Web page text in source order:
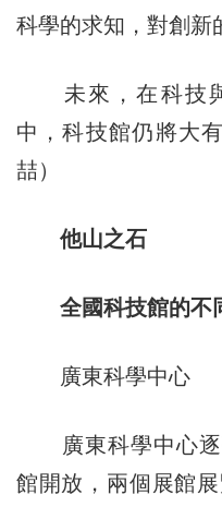
科學的求知，對創新
未來，在科技與
中，科技館仍將大
喆）
他山之石
全國科技館的不
廣東科學中心
廣東科學中心逐
館開放，兩個展館